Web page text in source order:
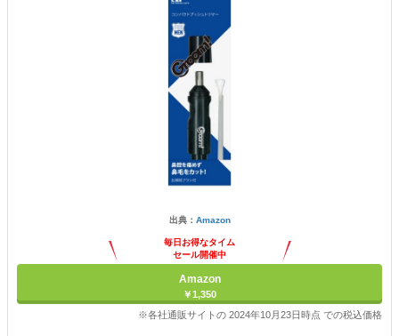
出典： Amazon
毎日お得なタイム
セール開催中
Amazon
￥1,350
※各社通販サイトの 2024年10月23日時点 での税込価格